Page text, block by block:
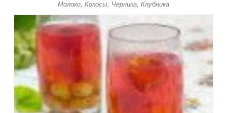
Молоко, Кокосы, Черника, Клубника